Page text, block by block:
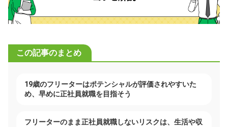
この記事のまとめ
19歳のフリーターはポテンシャルが評価されやすいた
め、早めに正社員就職を目指そう
フリーターのまま正社員就職しないリスクは、生活や収